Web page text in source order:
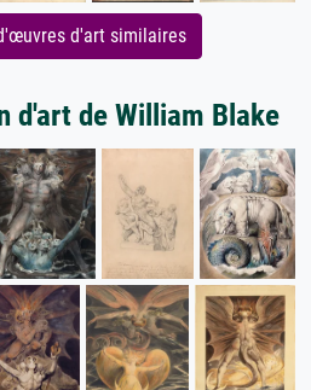
d'art similaires
d'art de William Blake